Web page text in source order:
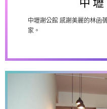
中
中壢謝公館 感謝美麗的林函
家。